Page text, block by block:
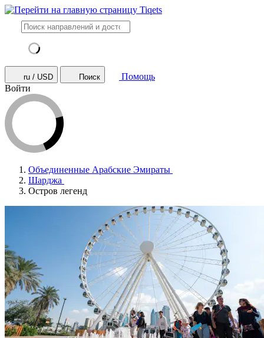
ru / USD Поиск
Помощь
Войти
Объединенные Арабские Эмираты
Шарджа
Остров легенд